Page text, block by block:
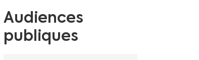
Audiences
publiques